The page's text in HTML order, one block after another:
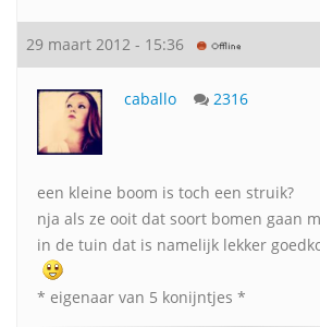
29 maart 2012 - 15:36
caballo 2316
een kleine boom is toch een struik?
nja als ze ooit dat soort bomen gaan
in de tuin dat is namelijk lekker
* eigenaar van 5 konijntjes *